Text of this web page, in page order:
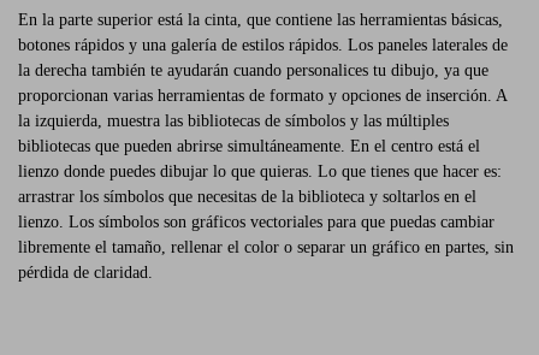
En la parte superior está la cinta, que contiene las herramientas básicas,
botones rápidos y una galería de estilos rápidos. Los paneles laterales de
la derecha también te ayudarán cuando personalices tu dibujo, ya que
proporcionan varias herramientas de formato y opciones de inserción. A
la izquierda, muestra las bibliotecas de símbolos y las múltiples
bibliotecas que pueden abrirse simultáneamente. En el centro está el
lienzo donde puedes dibujar lo que quieras. Lo que tienes que hacer es:
arrastrar los símbolos que necesitas de la biblioteca y soltarlos en el
lienzo. Los símbolos son gráficos vectoriales para que puedas cambiar
libremente el tamaño, rellenar el color o separar un gráfico en partes, sin
pérdida de claridad.